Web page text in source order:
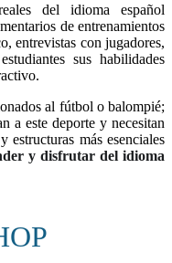
del idioma español
de entrenamientos
entrevistas con jugadores,
sus habilidades
al fútbol o balompié;
a este deporte y necesitan
estructuras más esenciales
y disfrutar del idioma